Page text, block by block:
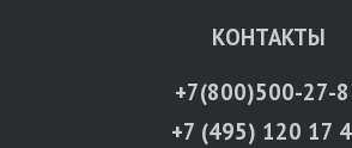
КОНТАКТЫ
+7(800)500-27-
+7 (495) 120 17